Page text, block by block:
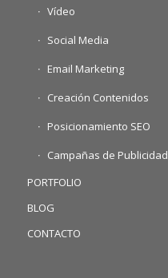
Vídeo
Social Media
Email Marketing
Creación Contenidos
Posicionamiento SEO
Campañas de Publicidad
PORTFOLIO
BLOG
CONTACTO